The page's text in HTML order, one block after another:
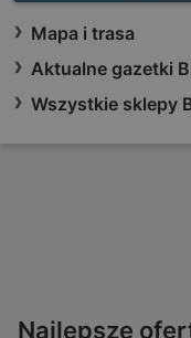
Mapa i trasa
Aktualne gazetki
Wszystkie sklepy
Najlepsze